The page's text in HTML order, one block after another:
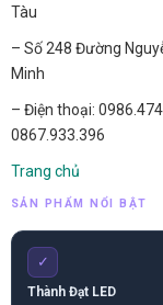
Tàu
– Số 248 Đường
Minh
– Điện thoại:
0867.933.396
Trang chủ
SẢN PHẨM NỔI BẬT
✓
Thành Đạt LED